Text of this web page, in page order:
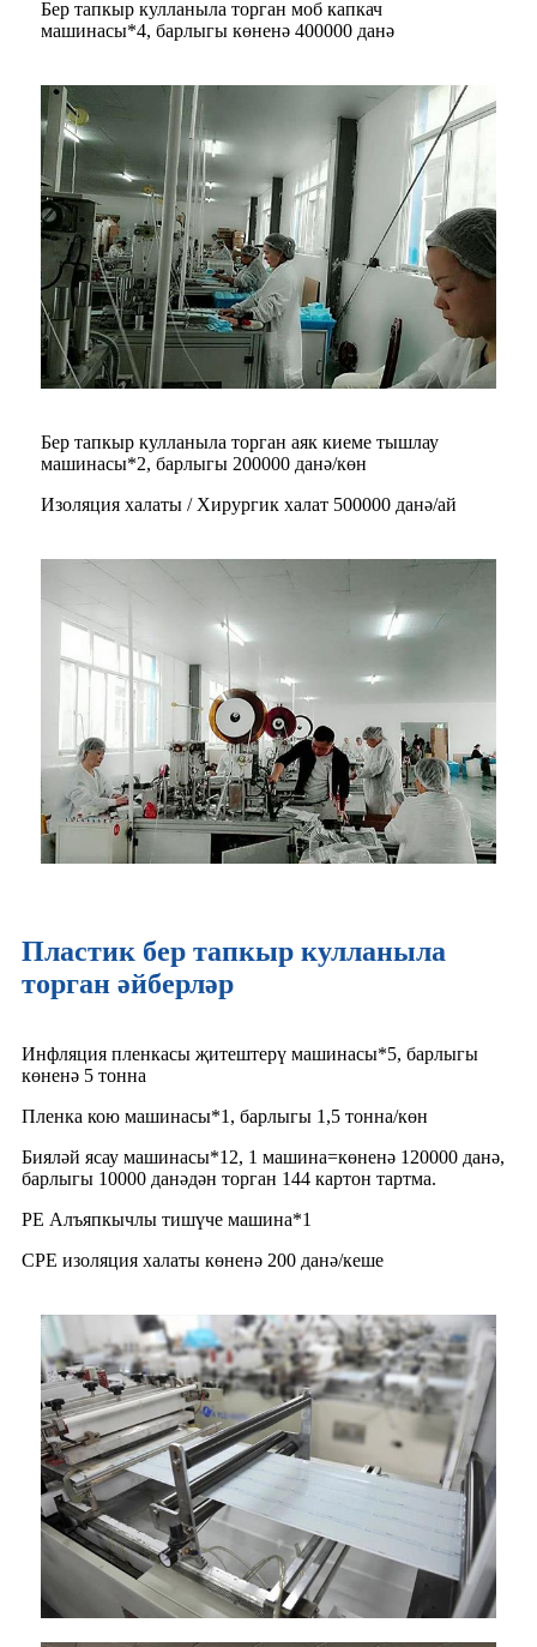
Бер тапкыр кулланыла торган моб капкач
машинасы*4, барлыгы көненә 400000 данә
Бер тапкыр кулланыла торган аяк киеме тышлау
машинасы*2, барлыгы 200000 данә/көн
Изоляция халаты / Хирургик халат 500000 данә/ай
Пластик бер тапкыр кулланыла
торган әйберләр
Инфляция пленкасы җитештерү машинасы*5, барлыгы
көненә 5 тонна
Пленка кою машинасы*1, барлыгы 1,5 тонна/көн
Бияләй ясау машинасы*12, 1 машина=көненә 120000 данә,
барлыгы 10000 данәдән торган 144 картон тартма.
PE Алъяпкычлы тишүче машина*1
CPE изоляция халаты көненә 200 данә/кеше